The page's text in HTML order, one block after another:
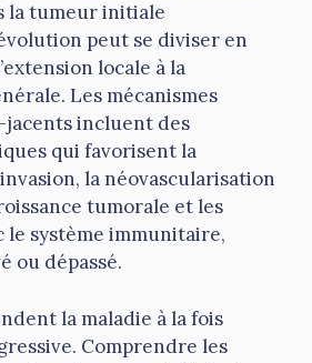
la tumeur initiale
peut se diviser en
locale à la
Les mécanismes
jacents incluent des
qui favorisent la
la néovascularisation
tumorale et les
le système immunitaire,
ou dépassé.
la maladie à la fois
Comprendre les